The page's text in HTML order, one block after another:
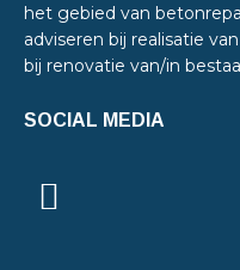
het gebied van
adviseren bij realisatie
bij renovatie van/in
SOCIAL MEDIA